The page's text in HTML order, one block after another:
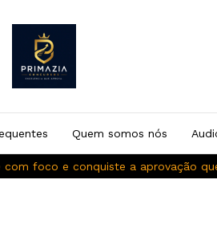
foco e conquiste a aprovação
Quem somos nós